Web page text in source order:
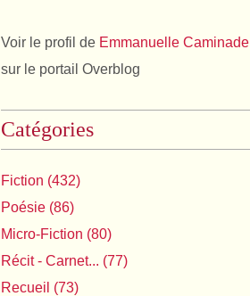
Voir le profil de Emmanuelle Caminade
sur le portail Overblog
Catégories
Fiction (432)
Poésie (86)
Micro-Fiction (80)
Récit - Carnet... (77)
Recueil (73)